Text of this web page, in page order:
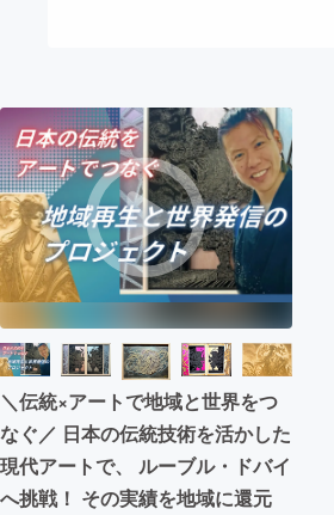
CAMPFIREふるさと納税 machi-ya
＼伝統×アートで地域と世界をつ
なぐ／ 日本の伝統技術を活かした
現代アートで、 ルーブル・ドバイ
へ挑戦！ その実績を地域に還元